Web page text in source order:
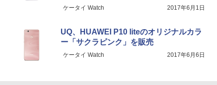
ケータイ Watch 2017年6月1日
UQ、HUAWEI P10 liteのオリジナルカラ
ー「サクラピンク」を販売
ケータイ Watch 2017年6月6日